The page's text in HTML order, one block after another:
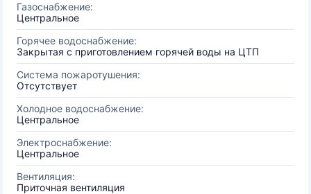
Газоснабжение:
Центральное
Горячее водоснабжение:
Закрытая с приготовлением горячей воды на ЦТП
Система пожаротушения:
Отсутствует
Холодное водоснабжение:
Центральное
Электроснабжение:
Центральное
Вентиляция:
Приточная вентиляция